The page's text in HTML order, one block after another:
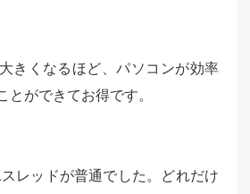
きくなるほど、パソコンが効率
とができてお得です。
レッドが普通でした。どれだけ